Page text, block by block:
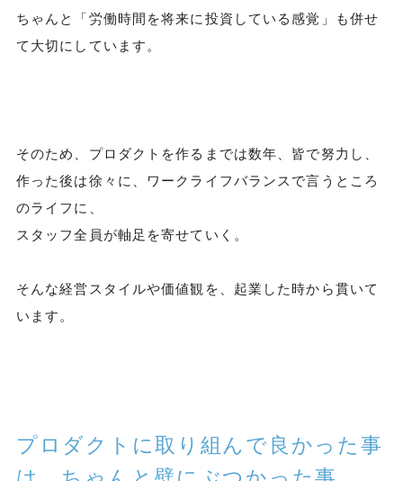
ちゃんと「労働時間を将来に投資している感覚」も併せ
て大切にしています。
そのため、プロダクトを作るまでは数年、皆で努力し、
作った後は徐々に、ワークライフバランスで言うところ
のライフに、
スタッフ全員が軸足を寄せていく。
そんな経営スタイルや価値観を、起業した時から貫いて
います。
プロダクトに取り組んで良かった事